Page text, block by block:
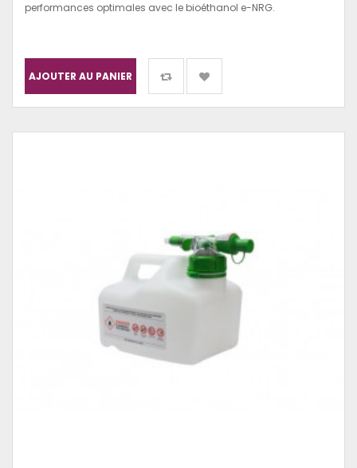
performances optimales avec le bioéthanol e-NRG.
AJOUTER AU PANIER